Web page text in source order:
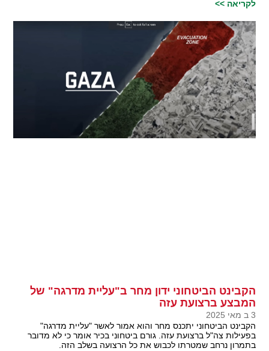
לקריאה >>
הקבינט הביטחוני ידון מחר ב"עליית מדרגה" של
המבצע ברצועת עזה
3 ב מאי 2025
הקבינט הביטחוני יתכנס מחר והוא אמור לאשר "עליית מדרגה"
בפעילות צה"ל ברצועת עזה. גורם ביטחוני בכיר אומר כי לא מדובר
בתמרון נרחב שמטרתו לכבוש את כל הרצועה בשלב הזה.